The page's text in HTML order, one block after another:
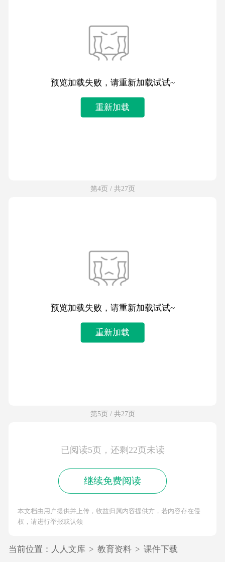
预览加载失败，请重新加载试试~
重新加载
第4页 / 共27页
预览加载失败，请重新加载试试~
重新加载
第5页 / 共27页
已阅读5页，还剩22页未读
继续免费阅读
本文档由用户提供并上传，收益归属内容提供方，若内容存在侵
权，请进行举报或认领
当前位置： 人人文库 > 教育资料 > 课件下载